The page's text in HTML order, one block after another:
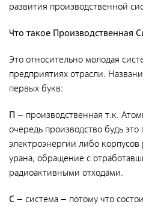
развития производственной
Что такое Производственная
Это относительно молодая
предприятиях отрасли.
первых букв:
П – производственная т.к.
очередь производство будь это
электроэнергии либо
урана, обращение с
радиоактивными отходами.
С – система – потому что
Противодействие коррупции
Социальная политика
Совет молодых работников
Из опыта зарубежных коллег
Международное
Устойчивое развитие
Поставщикам